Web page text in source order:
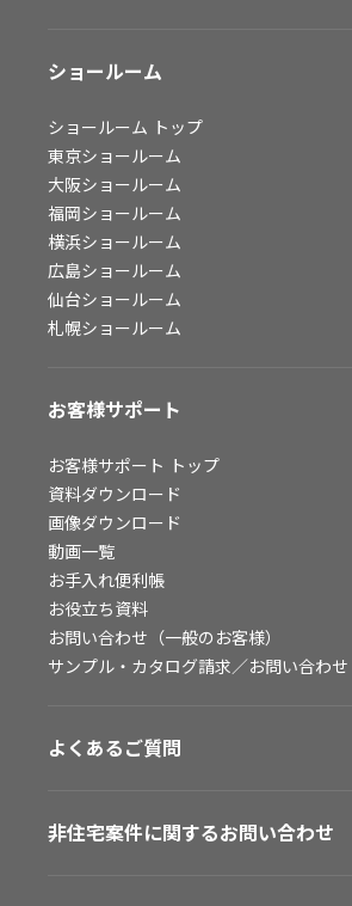
ショールーム
ショールーム トップ
東京ショールーム
大阪ショールーム
福岡ショールーム
横浜ショールーム
広島ショールーム
仙台ショールーム
札幌ショールーム
お客様サポート
お客様サポート トップ
資料ダウンロード
画像ダウンロード
動画一覧
お手入れ便利帳
お役立ち資料
お問い合わせ（一般のお客様）
サンプル・カタログ請求／お問い合わせ
よくあるご質問
非住宅案件に関するお問い合わせ